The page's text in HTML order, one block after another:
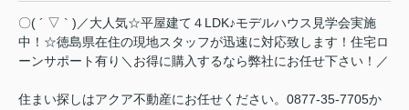
〇( ´ ▽ ` )／大人気☆平屋建て４LDK♪モデルハウス見学会実施
中！☆徳島県在住の現地スタッフが迅速に対応致します！住宅ロ
ーンサポート有り＼お得に購入するなら弊社にお任せ下さい！／
住まい探しはアクア不動産にお任せください。0877-35-7705か